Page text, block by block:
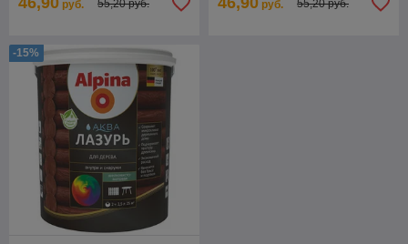
руб. 55,20 руб. руб. 55,20 руб.
-15%